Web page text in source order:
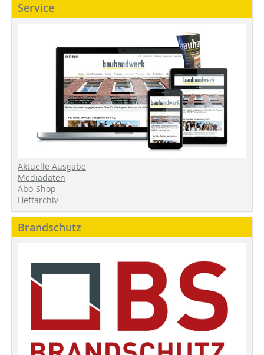
Service
Aktuelle Ausgabe
Mediadaten
Abo-Shop
Heftarchiv
Brandschutz